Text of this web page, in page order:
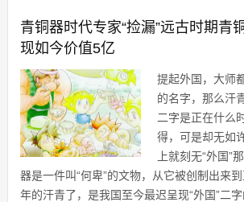
青铜器时代专家“捡漏”远古时期青
现如今价值5亿
提起外国，大师
的名字，那么汗
二字是正在什么
得，可是却无如
上就刻无“外国”
器是一件叫“何卑”的文物，从它被创制出来
年的汗青了，是我国至今最迟呈现“外国”二